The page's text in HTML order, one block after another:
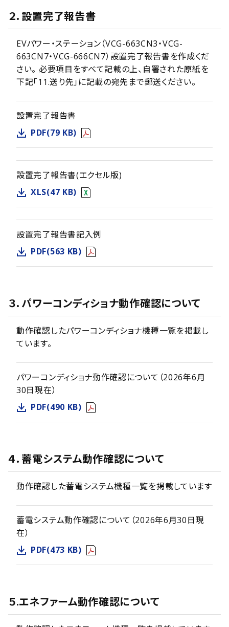
２．設置完了報告書
EVパワー・ステーション（VCG-663CN3・VCG-
663CN7・VCG-666CN7）設置完了報告書を作成くだ
さい。 必要項目をすべて記載の上、自署された原紙を
下記「11.送り先」に記載の宛先まで郵送ください。
設置完了報告書
PDF(79 KB)
設置完了報告書(エクセル版)
XLS(47 KB)
設置完了報告書記入例
PDF(563 KB)
３．パワーコンディショナ動作確認について
動作確認したパワーコンディショナ機種一覧を掲載し
ています。
パワーコンディショナ動作確認について（2026年6月
30日現在）
PDF(490 KB)
４．蓄電システム動作確認について
動作確認した蓄電システム機種一覧を掲載しています
蓄電システム動作確認について（2026年6月30日現
在）
PDF(473 KB)
５.エネファーム動作確認について